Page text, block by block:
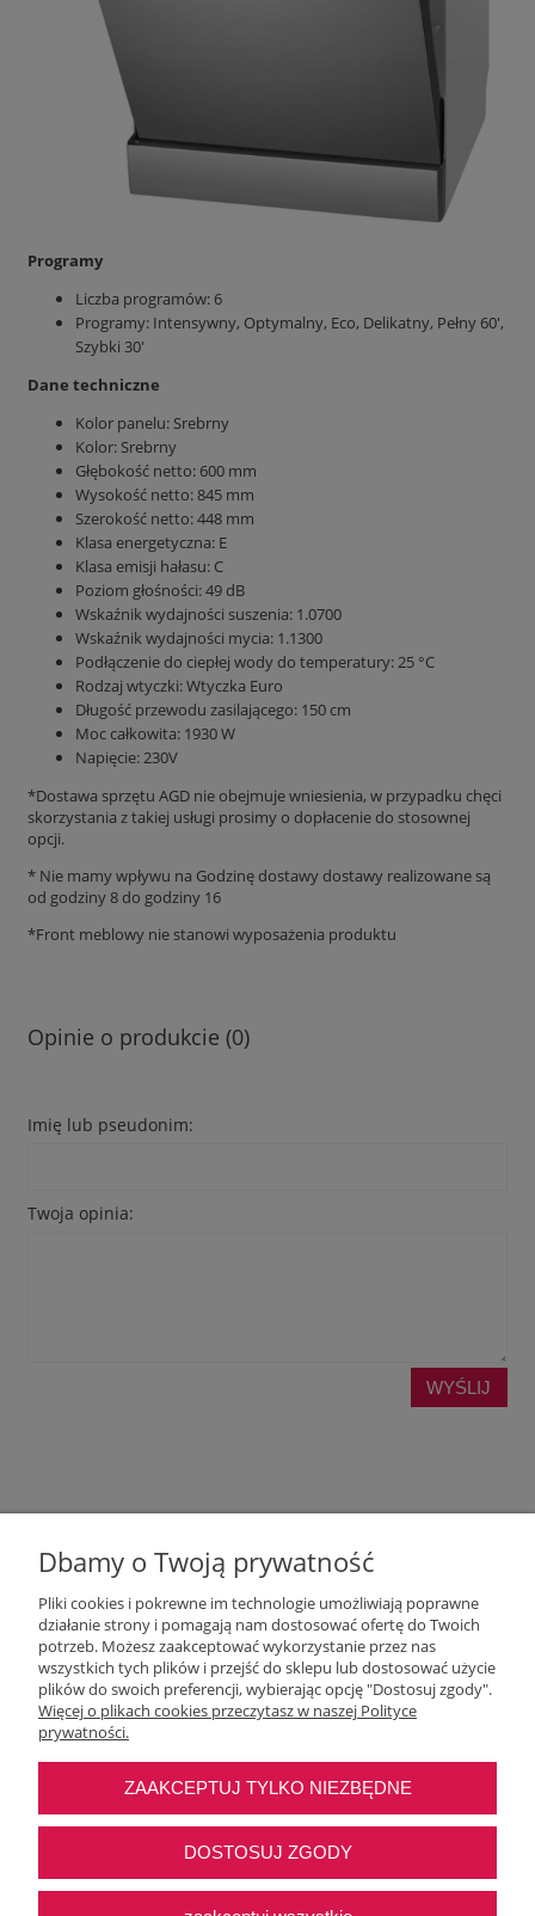
Programy
Liczba programów: 6
Programy: Intensywny, Optymalny, Eco, Delikatny, Pełny 60',
Szybki 30'
Dane techniczne
Kolor panelu: Srebrny
Kolor: Srebrny
Głębokość netto: 600 mm
Wysokość netto: 845 mm
Szerokość netto: 448 mm
Klasa energetyczna: E
Klasa emisji hałasu: C
Poziom głośności: 49 dB
Wskaźnik wydajności suszenia: 1.0700
Wskaźnik wydajności mycia: 1.1300
Podłączenie do ciepłej wody do temperatury: 25 °C
Rodzaj wtyczki: Wtyczka Euro
Długość przewodu zasilającego: 150 cm
Moc całkowita: 1930 W
Napięcie: 230V
*Dostawa sprzętu AGD nie obejmuje wniesienia, w przypadku chęci
skorzystania z takiej usługi prosimy o dopłacenie do stosownej
opcji.
* Nie mamy wpływu na Godzinę dostawy dostawy realizowane są
od godziny 8 do godziny 16
*Front meblowy nie stanowi wyposażenia produktu
Opinie o produkcie (0)
Imię lub pseudonim:
Twoja opinia:
WYŚLIJ
Moje konto
Najczęstsze pytania
Pomoc
Dbamy o Twoją prywatność
Pliki cookies i pokrewne im technologie umożliwiają poprawne
działanie strony i pomagają nam dostosować ofertę do Twoich
potrzeb. Możesz zaakceptować wykorzystanie przez nas
wszystkich tych plików i przejść do sklepu lub dostosować użycie
plików do swoich preferencji, wybierając opcję "Dostosuj zgody".
Więcej o plikach cookies przeczytasz w naszej Polityce
prywatności.
ZAAKCEPTUJ TYLKO NIEZBĘDNE
DOSTOSUJ ZGODY